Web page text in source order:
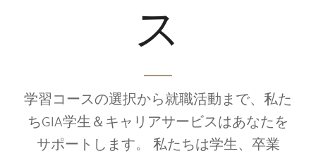
ス
学習コースの選択から就職活動まで、私た
ちGIA学生＆キャリアサービスはあなたを
サポートします。 私たちは学生、卒業